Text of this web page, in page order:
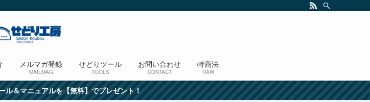
メルマガ登録
MAILMAG
せどりツール
TOOLS
お問い合わせ
CONTACT
特商法
RAW
ル＆マニュアルを【無料】でプレゼント！